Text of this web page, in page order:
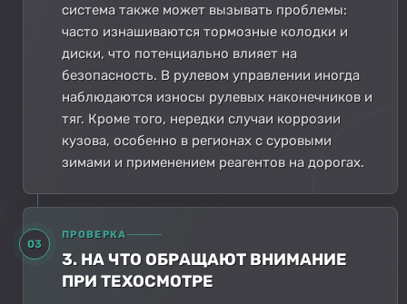
система также может вызывать проблемы:
часто изнашиваются тормозные колодки и
диски, что потенциально влияет на
безопасность. В рулевом управлении иногда
наблюдаются износы рулевых наконечников и
тяг. Кроме того, нередки случаи коррозии
кузова, особенно в регионах с суровыми
зимами и применением реагентов на дорогах.
03
ПРОВЕРКА
3. НА ЧТО ОБРАЩАЮТ ВНИМАНИЕ
ПРИ ТЕХОСМОТРЕ